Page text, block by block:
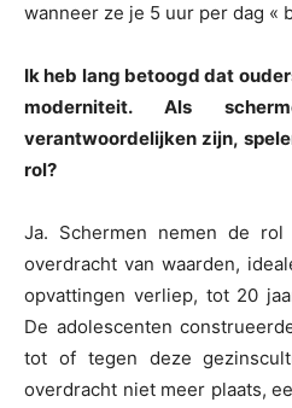
wanneer ze je 5 uur per dag «
Ik heb lang betoogd dat
moderniteit. Als
verantwoordelijken zijn,
rol?
Ja. Schermen nemen de
overdracht van waarden,
opvattingen verliep, tot 20
De adolescenten
tot of tegen deze
overdracht niet meer plaats,